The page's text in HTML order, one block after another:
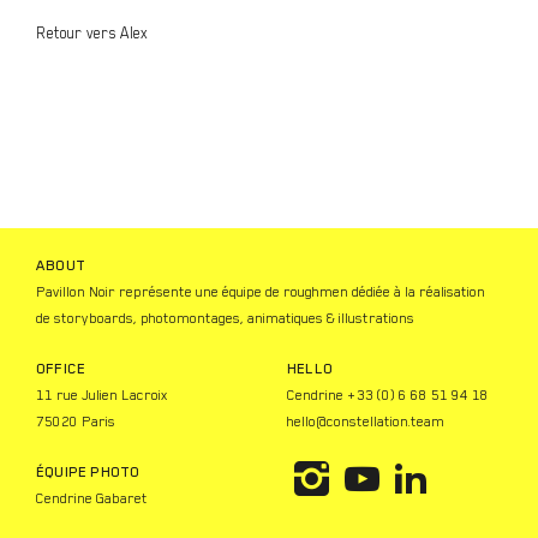
Retour vers Alex
ABOUT
Pavillon Noir représente une équipe de roughmen dédiée à la réalisation
de storyboards, photomontages, animatiques & illustrations
OFFICE
11 rue Julien Lacroix
75020 Paris
HELLO
Cendrine +33 (0) 6 68 51 94 18
hello@constellation.team
ÉQUIPE PHOTO
Cendrine Gabaret
Y
L